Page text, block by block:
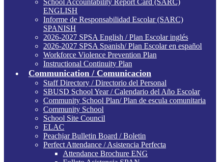
School Accountability Report Card (SARC)
ENGLISH
Informe de Responsabilidad Escolar (SARC)
SPANISH
2026-2027 SPSA English / Plan Escolar inglés
2026-2027 SPSA Spanish/ Plan Escolar en español
Workforce Violence Prevention Plan
Instructional Continuity Plan
Communication / Comunicacion
Staff Directory / Directorio del Personal
SBUSD School Year / Calendario del Año Escolar
Community School Plan/ Plan de escula comunitaria
Community School
School Site Council
ELAC
Peachjar Bulletin Board / Boletin
Perfect Attendance / Asistencia Perfecta
Attendance Brochure ENG